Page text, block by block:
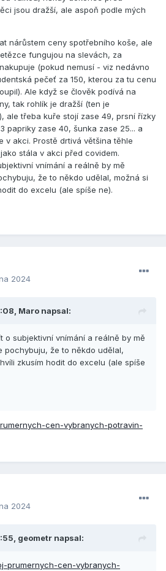
jsou dražší, ale aspoň podle mých
nárůstem ceny spotřebního koše, ale
fungujou na slevách, za
(pokud nemusí - viz nedávno
pečeť za 150, kterou za tu cenu
Ale když se člověk podívá na
tak rohlík je dražší (ten je
ale třeba kuře stojí zase 49, prsní řízky
papriky zase 40, šunka zase 25... a
v akci. Prostě drtivá většina těhle
stála v akci před covidem.
vnímání a reálně by mě
že to někdo udělal, možná si
do excelu (ale spíše ne).
2024
Maro napsal:
o subjektivní vnímání a reálně by mě
pochybuju, že to někdo udělal,
zkusím hodit do excelu (ale spíše
cen-vybranych-potravin-
2024
geometr napsal:
prumernych-cen-vybranych-